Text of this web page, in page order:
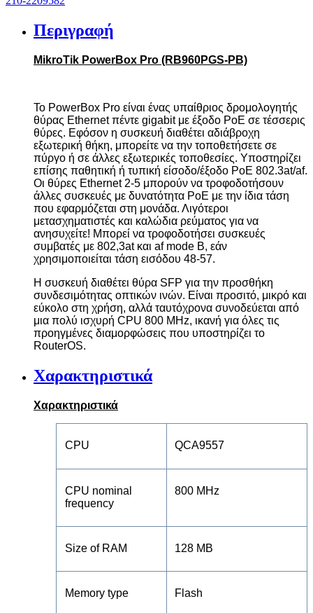
Περιγραφή
MikroTik PowerBox Pro (RB960PGS-PB)
Το PowerBox Pro είναι ένας υπαίθριος δρομολογητής
θύρας Ethernetπέντε gigabitμε έξοδο PoE σε τέσσερις
θύρες. Εφόσον η συσκευή διαθέτει αδιάβροχη
εξωτερική θήκη, μπορείτε να την τοποθετήσετε σε
πύργο ή σε άλλες εξωτερικές τοποθεσίες. Υποστηρίζει
επίσης παθητική ή τυπική είσοδο/έξοδο PoE 802.3at/af.
Οι θύρες Ethernet2-5 μπορούν να τροφοδοτήσουν
άλλες συσκευές με δυνατότητα PoE με την ίδια τάση
που εφαρμόζεται στη μονάδα. Λιγότεροι
μετασχηματιστές και καλώδια ρεύματος για να
ανησυχείτε! Μπορεί να τροφοδοτήσει συσκευές
συμβατές με 802,3atκαι af mode B, εάν
χρησιμοποιείται τάση εισόδου 48-57.
Η συσκευή διαθέτει θύρα SFP για την προσθήκη
συνδεσιμότητας οπτικών ινών. Είναι προσιτό, μικρό και
εύκολο στη χρήση, αλλά ταυτόχρονα συνοδεύεται από
μια πολύ ισχυρή CPU 800 MHz, ικανή για όλες τις
προηγμένες διαμορφώσεις που υποστηρίζει το
RouterOS.
Χαρακτηριστικά
Χαρακτηριστικά
CPU QCA9557
CPU nominal
frequency
800 MHz
Size of RAM 128 MB
Memory type Flash